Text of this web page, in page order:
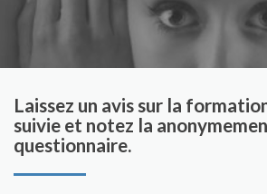
Laissez un avis sur la
suivie et notez la
questionnaire.